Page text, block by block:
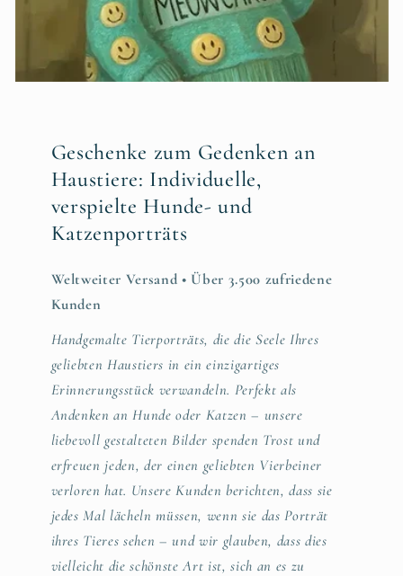
Geschenke zum Gedenken an
Haustiere: Individuelle,
verspielte Hunde- und
Katzenporträts
Weltweiter Versand • Über 3.500 zufriedene
Kunden
Handgemalte Tierporträts, die die Seele Ihres
geliebten Haustiers in ein einzigartiges
Erinnerungsstück verwandeln. Perfekt als
Andenken an Hunde oder Katzen – unsere
liebevoll gestalteten Bilder spenden Trost und
erfreuen jeden, der einen geliebten Vierbeiner
verloren hat. Unsere Kunden berichten, dass sie
jedes Mal lächeln müssen, wenn sie das Porträt
ihres Tieres sehen – und wir glauben, dass dies
vielleicht die schönste Art ist, sich an es zu